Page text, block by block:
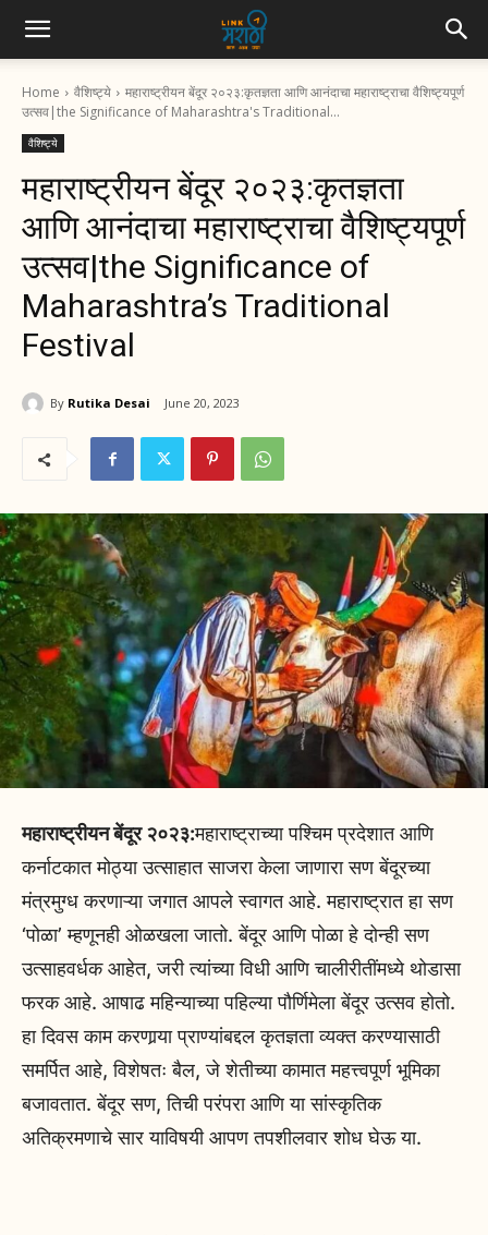
Home वैशिष्ट्ये
महाराष्ट्रीयन बेंदूर २०२३:कृतज्ञता आणि आनंदाचा महाराष्ट्राचा वैशिष्ट्यपूर्ण
उत्सव|the Significance of Maharashtra's Traditional...
वैशिष्ट्ये
महाराष्ट्रीयन बेंदूर २०२३:कृतज्ञता
आणि आनंदाचा महाराष्ट्राचा वैशिष्ट्यपूर्ण
उत्सव|the Significance of
Maharashtra’s Traditional
Festival
By Rutika Desai June 20, 2023
महाराष्ट्रीयन बेंदूर २०२३:महाराष्ट्राच्या पश्चिम प्रदेशात आणि
कर्नाटकात मोठ्या उत्साहात साजरा केला जाणारा सण बेंदूरच्या
मंत्रमुग्ध करणाऱ्या जगात आपले स्वागत आहे. महाराष्ट्रात हा सण
‘पोळा’ म्हणूनही ओळखला जातो. बेंदूर आणि पोळा हे दोन्ही सण
उत्साहवर्धक आहेत, जरी त्यांच्या विधी आणि चालीरीतींमध्ये थोडासा
फरक आहे. आषाढ महिन्याच्या पहिल्या पौर्णिमेला बेंदूर उत्सव होतो.
हा दिवस काम करणार्‍या प्राण्यांबद्दल कृतज्ञता व्यक्त करण्यासाठी
समर्पित आहे, विशेषतः बैल, जे शेतीच्या कामात महत्त्वपूर्ण भूमिका
बजावतात. बेंदूर सण, तिची परंपरा आणि या सांस्कृतिक
अतिक्रमणाचे सार याविषयी आपण तपशीलवार शोध घेऊ या.